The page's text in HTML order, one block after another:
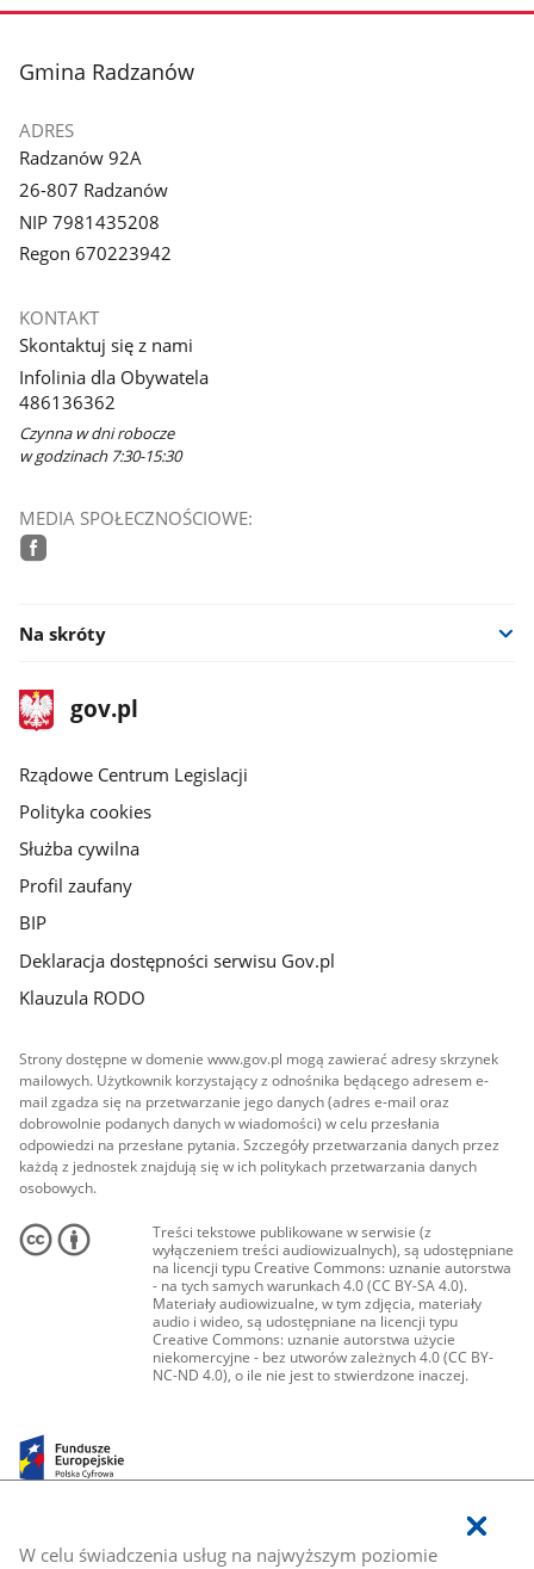
W celu świadczenia usług na najwyższym poziomie
stopka
Gmina Radzanów
ADRES
Radzanów 92A
26-807 Radzanów
NIP 7981435208
Regon 670223942
KONTAKT
Skontaktuj się z nami
Infolinia dla Obywatela
486136362
Czynna w dni robocze
w godzinach 7:30-15:30
MEDIA SPOŁECZNOŚCIOWE:
Na skróty
stopka
gov.plStrona
gov.pl
Rządowe Centrum Legislacji
Polityka cookies
Służba cywilna
Profil zaufany
BIP
Deklaracja dostępności serwisu Gov.pl
Klauzula RODO
Strony dostępne w domenie www.gov.pl mogą zawierać adresy skrzynek
mailowych. Użytkownik korzystający z odnośnika będącego adresem e-
mail zgadza się na przetwarzanie jego danych (adres e-mail oraz
dobrowolnie podanych danych w wiadomości) w celu przesłania
odpowiedzi na przesłane pytania. Szczegóły przetwarzania danych przez
każdą z jednostek znajdują się w ich politykach przetwarzania danych
osobowych.
Treści tekstowe publikowane w serwisie (z
wyłączeniem treści audiowizualnych), są udostępniane
na licencji typu Creative Commons: uznanie autorstwa
- na tych samych warunkach 4.0 (CC BY-SA 4.0).
Materiały audiowizualne, w tym zdjęcia, materiały
audio i wideo, są udostępniane na licencji typu
Creative Commons: uznanie autorstwa użycie
niekomercyjne - bez utworów zależnych 4.0 (CC BY-
NC-ND 4.0), o ile nie jest to stwierdzone inaczej.